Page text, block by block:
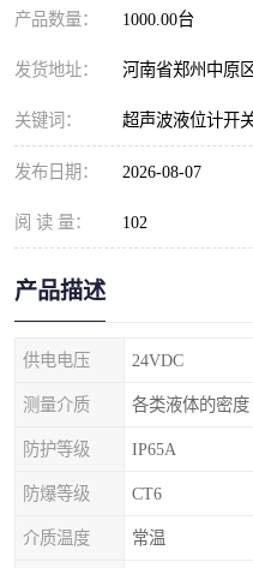
产品数量： 1000.00台
发货地址： 河南省郑州中原
关键词： 超声波液位计开
发布日期： 2026-08-07
阅 读 量： 102
产品描述
供电电压 24VDC
测量介质 各类液体的密度
防护等级 IP65A
防爆等级 CT6
介质温度 常温